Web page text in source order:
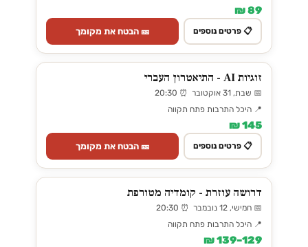
89 ₪
📋 פרטים נוספים 🎫 הבטח את מקומך
זוגיות AI - התיאטרון העברי
📅 שבת, 31 אוקטובר ⏰ 20:30
📍 היכל התרבות פתח תקווה
145 ₪
📋 פרטים נוספים 🎫 הבטח את מקומך
דרושה עוזרת - קומדיה מטורפת
📅 חמישי, 12 נובמבר ⏰ 20:30
📍 היכל התרבות פתח תקווה
129–139 ₪